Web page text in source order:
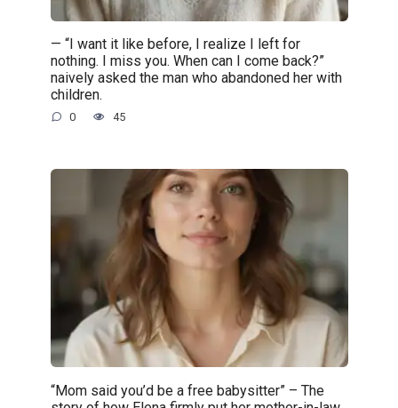
— “I want it like before, I realize I left for
nothing. I miss you. When can I come back?”
naively asked the man who abandoned her with
children.
0 45
“Mom said you’d be a free babysitter” – The